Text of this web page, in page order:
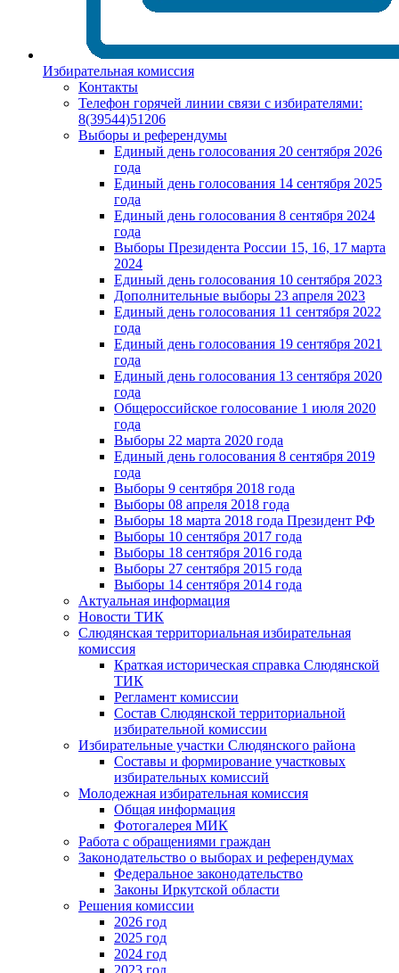
Избирательная комиссия
Контакты
Телефон горячей линии связи с избирателями:
8(39544)51206
Выборы и референдумы
Единый день голосования 20 сентября 2026
года
Единый день голосования 14 сентября 2025
года
Единый день голосования 8 сентября 2024
года
Выборы Президента России 15, 16, 17 марта
2024
Единый день голосования 10 сентября 2023
Дополнительные выборы 23 апреля 2023
Единый день голосования 11 сентября 2022
года
Единый день голосования 19 сентября 2021
года
Единый день голосования 13 сентября 2020
года
Общероссийское голосование 1 июля 2020
года
Выборы 22 марта 2020 года
Единый день голосования 8 сентября 2019
года
Выборы 9 сентября 2018 года
Выборы 08 апреля 2018 года
Выборы 18 марта 2018 года Президент РФ
Выборы 10 сентября 2017 года
Выборы 18 сентября 2016 года
Выборы 27 сентября 2015 года
Выборы 14 сентября 2014 года
Актуальная информация
Новости ТИК
Слюдянская территориальная избирательная
комиссия
Краткая историческая справка Слюдянской
ТИК
Регламент комиссии
Состав Слюдянской территориальной
избирательной комиссии
Избирательные участки Слюдянского района
Составы и формирование участковых
избирательных комиссий
Молодежная избирательная комиссия
Общая информация
Фотогалерея МИК
Работа с обращениями граждан
Законодательство о выборах и референдумах
Федеральное законодательство
Законы Иркутской области
Решения комиссии
2026 год
2025 год
2024 год
2023 год